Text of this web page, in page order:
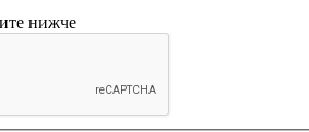
нижче